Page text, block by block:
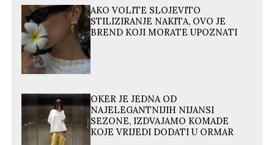
AKO VOLITE SLOJEVITO
STILIZIRANJE NAKITA, OVO JE
BREND KOJI MORATE UPOZNATI
OKER JE JEDNA OD
NAJELEGANTNIJIH NIJANSI
SEZONE, IZDVAJAMO KOMADE
KOJE VRIJEDI DODATI U ORMAR